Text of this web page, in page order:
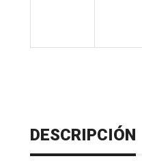
DESCRIPCIÓN